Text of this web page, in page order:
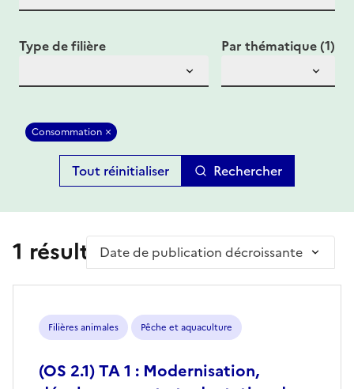
Type de filière Par thématique (1)
Trier par
Consommation
Rechercher
1 résultat(s)
Filières animales Pêche et aquaculture
(OS 2.1) TA 1 : Modernisation,